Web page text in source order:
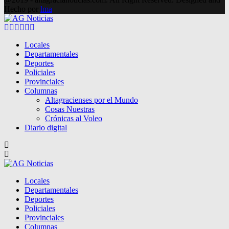
Hecho por lma
Facebook
Twitter
Instagram
Pinterest
Google
Locales
Departamentales
Deportes
Policiales
Provinciales
Columnas
Altagracienses por el Mundo
Cosas Nuestras
Crónicas al Voleo
Diario digital
Locales
Departamentales
Deportes
Policiales
Provinciales
Columnas